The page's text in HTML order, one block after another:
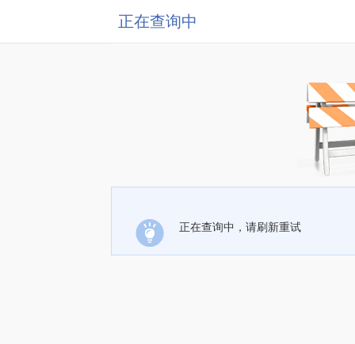
正在查询中
正在查询中，请刷新重试